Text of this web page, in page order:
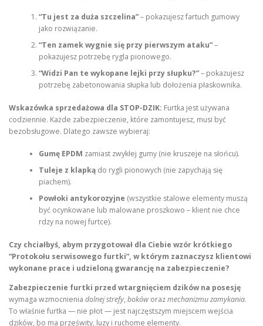
“Tu jest za duża szczelina”– pokazujesz fartuch gumowy
jako rozwiązanie.
“Ten zamek wygnie się przy pierwszym ataku”–
pokazujesz potrzebę rygla pionowego.
“Widzi Pan te wykopane lejki przy słupku?”– pokazujesz
potrzebę zabetonowania słupka lub dołożenia płaskownika.
Wskazówka sprzedażowa dla STOP-DZIK: Furtka jest używana
codziennie. Każde zabezpieczenie, które zamontujesz, musi być
bezobsługowe. Dlatego zawsze wybieraj:
Gumę EPDM zamiast zwykłej gumy (nie kruszeje na słońcu).
Tuleje z klapkądo rygli pionowych (nie zapychają się
piachem).
Powłoki antykorozyjne (wszystkie stalowe elementy muszą
być ocynkowane lub malowane proszkowo – klient nie chce
rdzy na nowej furtce).
Czy chciałbyś, abym przygotował dla Ciebie wzór krótkiego
“Protokołu serwisowego furtki”, w którym zaznaczysz klientowi
wykonane prace i udzieloną gwarancję na zabezpieczenie?
Zabezpieczenie furtki przed wtargnięciem dzików na posesję
wymaga wzmocnienia dolnej strefy, boków orazmechanizmu zamykania.
To właśnie furtka — nie płot — jest najczęstszym miejscem wejścia
dzików, bo ma prześwity, luzy i ruchome elementy.